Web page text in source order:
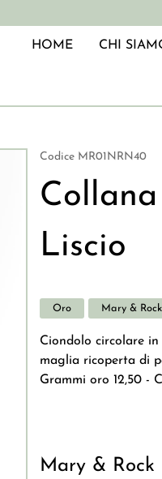
HOME CHI
Codice MR01NRN40
Liscio
Oro Mary & Rock
Ciondolo circolare
maglia ricoperta di
Grammi oro 12,50 -
Mary & Rock